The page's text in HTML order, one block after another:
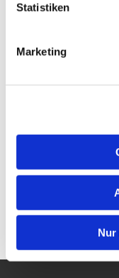
Statistiken
Marketing
Nur